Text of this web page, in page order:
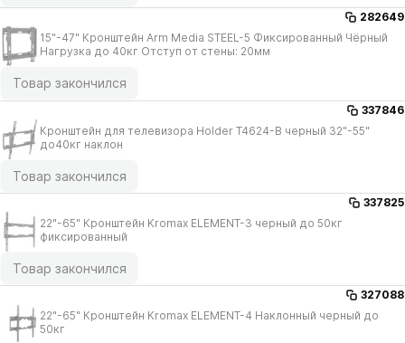
282649
15"-47" Кронштейн Arm Media STEEL-5 Фиксированный Чёрный
Нагрузка до 40кг Отступ от стены: 20мм
Товар закончился
337846
Кронштейн для телевизора Holder T4624-B черный 32"-55"
до40кг наклон
Товар закончился
337825
22"-65" Кронштейн Kromax ELEMENT-3 черный до 50кг
фиксированный
Товар закончился
327088
22"-65" Кронштейн Kromax ELEMENT-4 Наклонный черный до
50кг